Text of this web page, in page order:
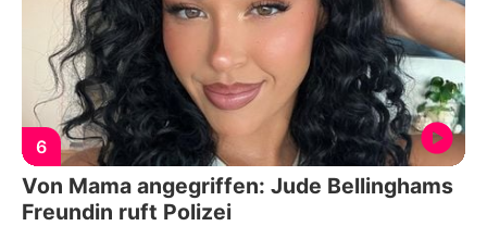
6
Von Mama angegriffen: Jude Bellinghams
Freundin ruft Polizei